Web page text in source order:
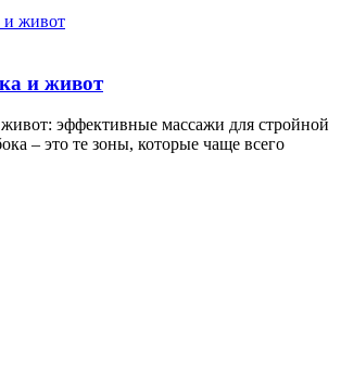
и живот
эффективные массажи для стройной
– это те зоны, которые чаще всего